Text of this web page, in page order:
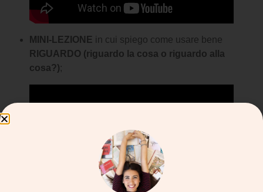
MINI-LEZIONE in cui spiego come usare bene
RIGUARDO (riguardo la cosa o riguardo alla
cosa?);